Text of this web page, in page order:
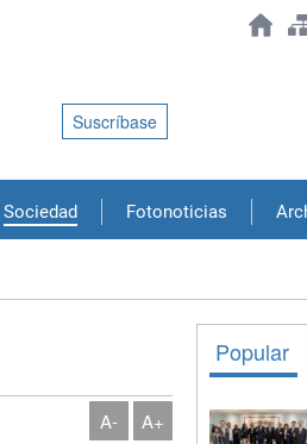
Sociedad Fotonoticias
Suscríbase
A- A+
Popular